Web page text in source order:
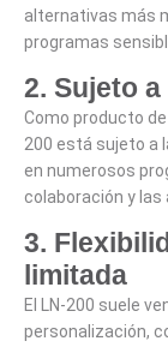
alternativas más
programas
2. Sujeto
Como producto
200 está sujeto a
en numerosos
colaboración y las
3.
limitada
El LN-200 suele
personalización,